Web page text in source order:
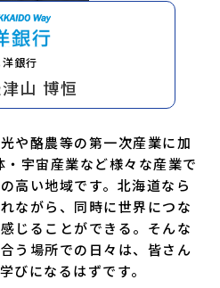
銀行
津山 博恒
や酪農等の第一次産業に加
宇宙産業など様々な産業で
高い地域です。北海道なら
ながら、同時に世界につな
じることができる。そんな
う場所での日々は、皆さん
びになるはずです。